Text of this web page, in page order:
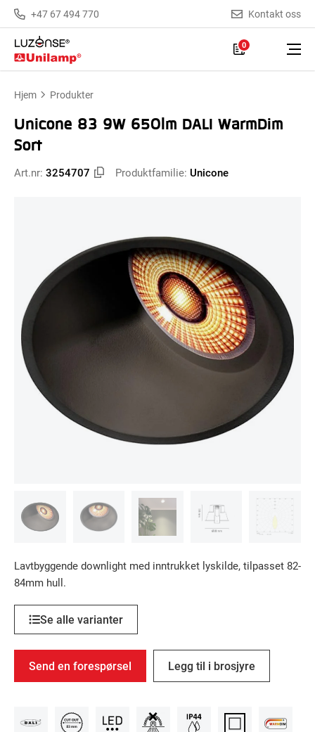
+47 67 494 770 Kontakt oss
0
Hjem Produkter
Unicone 83 9W 650lm DALI WarmDim
Sort
Art.nr: 3254707 Produktfamilie: Unicone
Lavtbyggende downlight med inntrukket lyskilde, tilpasset 82-
84mm hull.
Se alle varianter
Send en forespørsel Legg til i brosjyre